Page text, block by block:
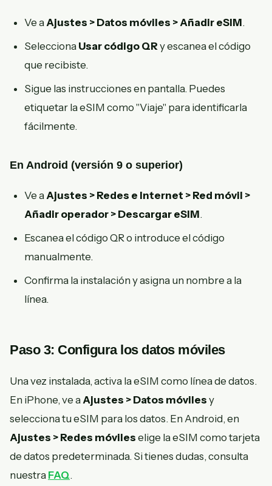
Ve aAjustes > Datos móviles > Añadir eSIM.
Selecciona Usar código QRy escanea el código
que recibiste.
Sigue las instrucciones en pantalla. Puedes
etiquetar la eSIM como "Viaje" para identificarla
fácilmente.
En Android (versión 9 o superior)
Ve aAjustes > Redes e Internet > Red móvil >
Añadir operador > Descargar eSIM.
Escanea el código QR o introduce el código
manualmente.
Confirma la instalación y asigna un nombre a la
línea.
Paso 3: Configura los datos móviles
Una vez instalada, activa la eSIM como línea de datos.
En iPhone, ve aAjustes > Datos móviles y
selecciona tu eSIM para los datos. En Android, en
Ajustes > Redes móviles elige la eSIM como tarjeta
de datos predeterminada. Si tienes dudas, consulta
nuestra FAQ.